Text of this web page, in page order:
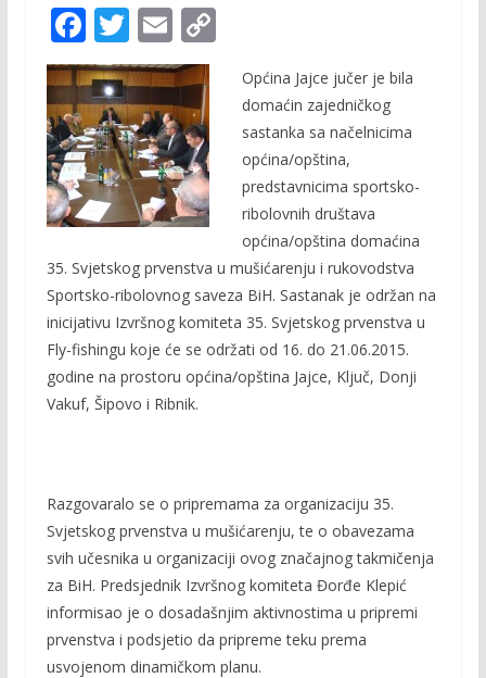
F
ac
e
b
o
o
k
T
w
itt
er
E
m
ai
l
C
Li
Općina Jajce jučer je bila
domaćin zajedničkog
sastanka sa načelnicima
općina/opština,
predstavnicima sportsko-
ribolovnih društava
općina/opština domaćina
35. Svjetskog prvenstva u mušićarenju i rukovodstva
Sportsko-ribolovnog saveza BiH. Sastanak je održan na
inicijativu Izvršnog komiteta 35. Svjetskog prvenstva u
Fly-fishingu koje će se održati od 16. do 21.06.2015.
godine na prostoru općina/opština Jajce, Ključ, Donji
Vakuf, Šipovo i Ribnik.
Razgovaralo se o pripremama za organizaciju 35.
Svjetskog prvenstva u mušićarenju, te o obavezama
svih učesnika u organizaciji ovog značajnog takmičenja
za BiH. Predsjednik Izvršnog komiteta Đorđe Klepić
informisao je o dosadašnjim aktivnostima u pripremi
prvenstva i podsjetio da pripreme teku prema
usvojenom dinamičkom planu.